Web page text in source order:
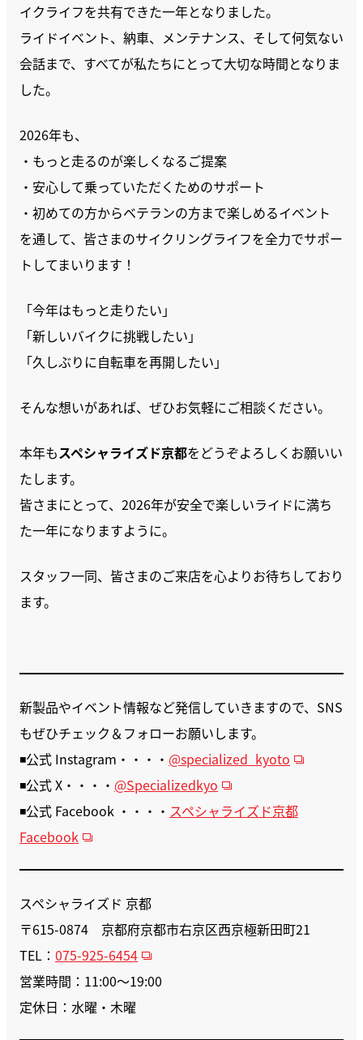
イクライフを共有できた一年となりました。
ライドイベント、納車、メンテナンス、そして何気ない
会話まで、すべてが私たちにとって大切な時間となりま
した。
2026年も、
・もっと走るのが楽しくなるご提案
・安心して乗っていただくためのサポート
・初めての方からベテランの方まで楽しめるイベント
を通して、皆さまのサイクリングライフを全力でサポー
トしてまいります！
「今年はもっと走りたい」
「新しいバイクに挑戦したい」
「久しぶりに自転車を再開したい」
そんな想いがあれば、ぜひお気軽にご相談ください。
本年もスペシャライズド京都をどうぞよろしくお願いい
たします。
皆さまにとって、2026年が安全で楽しいライドに満ち
た一年になりますように。
スタッフ一同、皆さまのご来店を心よりお待ちしており
ます。
新製品やイベント情報など発信していきますので、SNS
もぜひチェック＆フォローお願いします。
◾️公式 Instagram・・・・ @specialized_kyoto
◾️公式 X・・・・ @Specializedkyo
◾️公式 Facebook ・・・・ スペシャライズド京都
Facebook
スペシャライズド 京都
〒615-0874 京都府京都市右京区西京極新田町21
TEL： 075-925-6454
営業時間：11:00〜19:00
定休日：水曜・木曜